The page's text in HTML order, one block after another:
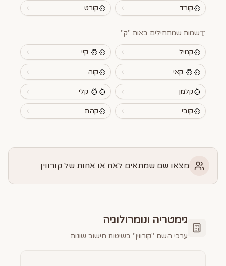
קורד קורט
שמות שמתחילים באות "ק"
קמיל קיי
קאי קוה
קלמן קלי
קובי קהת
מצאו שם שמתאים לאח או אחות של קורווין
גימטריה ונומרולוגיה
ערכי השם "קורווין" בשיטות חישוב שונות